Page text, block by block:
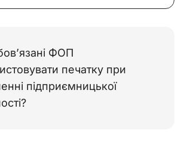
ФОП
печатку при
підприємницької